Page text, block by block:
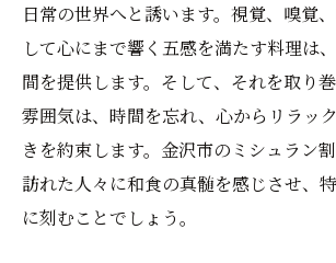
日常の世界へと誘います。視覚、嗅覚
して心にまで響く五感を満たす料理は
間を提供します。そして、それを取り
雰囲気は、時間を忘れ、心からリラッ
きを約束します。金沢市のミシュラン割
訪れた人々に和食の真髄を感じさせ、
に刻むことでしょう。